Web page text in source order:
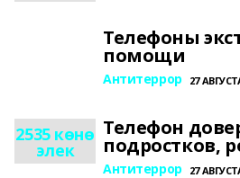
Телефоны
помощи
Антитеррор 27
2535 көнө
элек
Телефон
подростков,
Антитеррор 27